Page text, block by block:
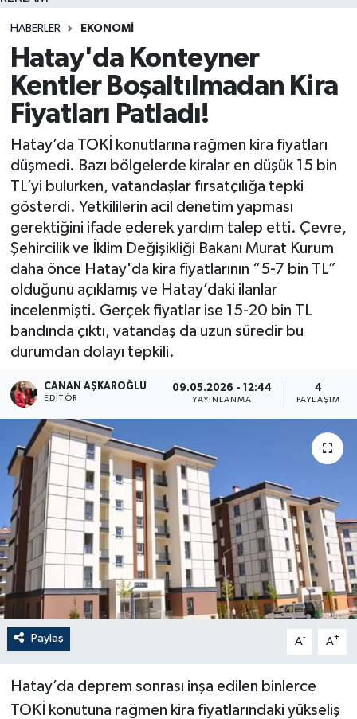
HABERLER EKONOMI
Hatay'da Konteyner
Kentler Boşaltılmadan Kira
Fiyatları Patladı!
Hatay’da TOKİ konutlarına rağmen kira fiyatları
düşmedi. Bazı bölgelerde kiralar en düşük 15 bin
TL’yi bulurken, vatandaşlar fırsatçılığa tepki
gösterdi. Yetkililerin acil denetim yapması
gerektiğini ifade ederek yardım talep etti. Çevre,
Şehircilik ve İklim Değişikliği Bakanı Murat Kurum
daha önce Hatay'da kira fiyatlarının “5-7 bin TL”
olduğunu açıklamış ve Hatay’daki ilanlar
incelenmişti. Gerçek fiyatlar ise 15-20 bin TL
bandında çıktı, vatandaş da uzun süredir bu
durumdan dolayı tepkili.
CANAN AŞKAROĞLU
EDITÖR
09.05.2026 - 12:44
YAYINLANMA
4
PAYLAŞIM
Paylaş A- A+
Hatay’da deprem sonrası inşa edilen binlerce
TOKİ konutuna rağmen kira fiyatlarındaki yükseliş